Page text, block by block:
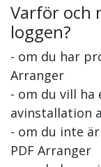
Varför och
loggen?
- om du har
Arranger
- om du vill
avinstallation
- om du inte
PDF Arranger